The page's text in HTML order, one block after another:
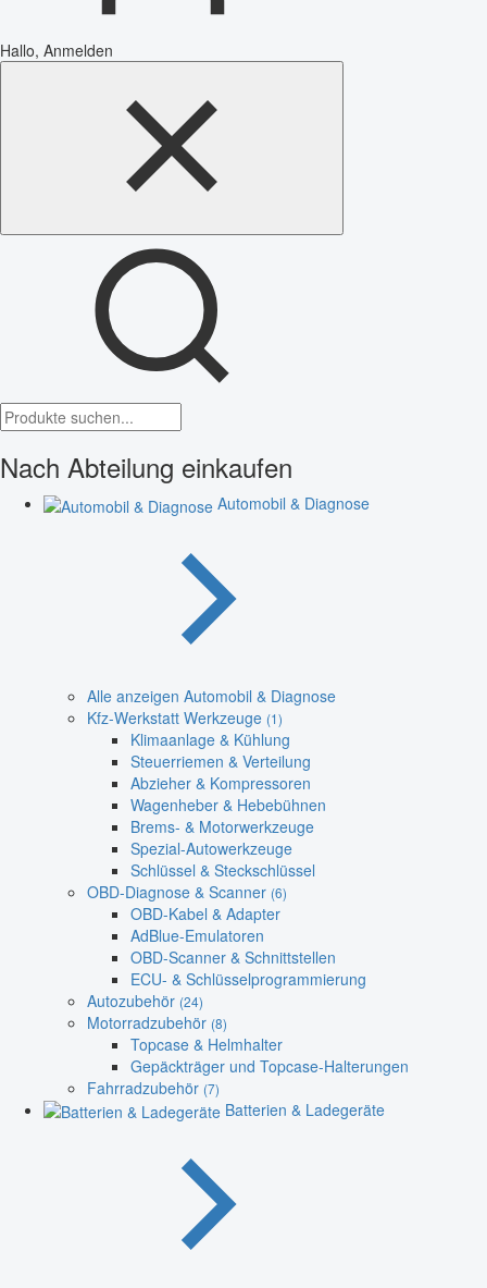
Hallo, Anmelden
Nach Abteilung einkaufen
Automobil & Diagnose
Alle anzeigen Automobil & Diagnose
Kfz-Werkstatt Werkzeuge (1)
Klimaanlage & Kühlung
Steuerriemen & Verteilung
Abzieher & Kompressoren
Wagenheber & Hebebühnen
Brems- & Motorwerkzeuge
Spezial-Autowerkzeuge
Schlüssel & Steckschlüssel
OBD-Diagnose & Scanner (6)
OBD-Kabel & Adapter
AdBlue-Emulatoren
OBD-Scanner & Schnittstellen
ECU- & Schlüsselprogrammierung
Autozubehör (24)
Motorradzubehör (8)
Topcase & Helmhalter
Gepäckträger und Topcase-Halterungen
Fahrradzubehör (7)
Batterien & Ladegeräte